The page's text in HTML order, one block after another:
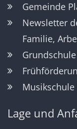
Gemeinde
Newsletter
Familie,
Lage und